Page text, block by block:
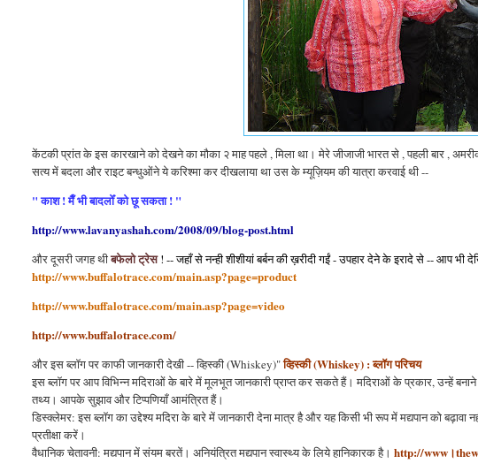
केंटकी प्रांत के इस कारखाने को देखने का मौका २ माह पहले , मिला था। मेरे जीजाजी भारत से , पहली बार ,
सत्य में बदला और राइट बन्धुओंने ये करिश्मा कर दीखलाया था उस के म्यूज़ियम की यात्रा करवाई थी --
" काश ! मैँ भी बादलोँ को छू सकता ! "
http://www.lavanyashah.com/2008/09/blog-post.html
और दूसरी जगह थीबफेलो ट्रेस! -- जहाँ से नन्ही शीशीयां बर्बन की ख़रीदी गईं - उपहार देने के इरादे से -- आप भी
http://www.buffalotrace.com/main.asp?page=product
http://www.buffalotrace.com/main.asp?page=video
http://www.buffalotrace.com/
और इस ब्लॉग पर काफी जानकारी देखी -- व्हिस्की (Whiskey)"व्हिस्की (Whiskey) : ब्लॉग परिचय
इस ब्लॉग पर आप विभिन्न मदिराओं के बारे में मूलभूत जानकारी प्राप्त कर सकते हैं। मदिराओं के प्रकार, उन्हें बनाने
तथ्य। आपके सुझाव और टिप्पणियाँ आमंत्रित हैं।
डिस्क्लेमर: इस ब्लॉग का उद्देश्य मदिरा के बारे में जानकारी देना मात्र है और यह किसी भी रूप में मद्यपान को
प्रतीक्षा करें।
वैधानिक चेतावनी: मद्यपान में संयम बरतें। अनियंत्रित मद्यपान स्वास्थ्य के लिये हानिकारक है।http://